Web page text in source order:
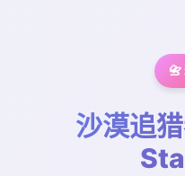
📇
沙漠追